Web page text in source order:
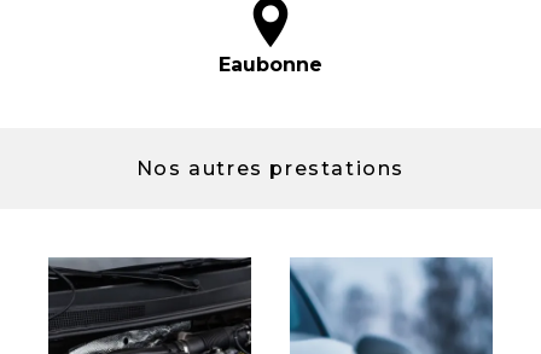
Eaubonne
Nos autres prestations